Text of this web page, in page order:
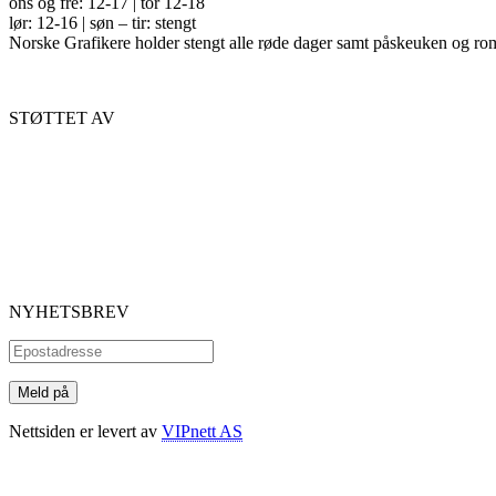
lør: 12-16 | søn – tir: stengt
Norske Grafikere holder stengt alle røde dager samt påskeuken og
STØTTET AV
NYHETSBREV
Nettsiden er levert av VIPnett AS